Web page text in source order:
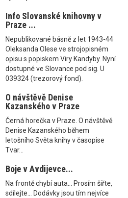
Info Slovanské knihovny v
Praze ...
Nepublikované básně z let 1943-44
Oleksanda Olese ve strojopisném
opisu s popiskem Viry Kandyby. Nyní
dostupné ve Slovance pod sig. U
039324 (trezorový fond).
O návštěvě Denise
Kazanského v Praze
Černá horečka v Praze. O návštěvě
Denise Kazanského během
letošního Světa knihy v časopise
Tvar...
Boje v Avdijevce...
Na frontě chybí auta... Prosím šiřte,
sdílejte... Dodávky jsou tím nejvíce